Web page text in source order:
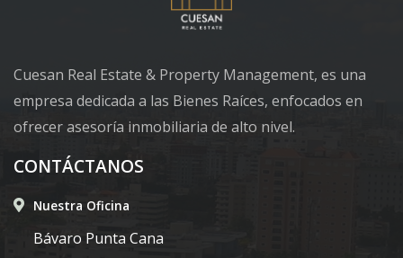
Cuesan Real Estate & Property Management, es una
empresa dedicada a las Bienes Raíces, enfocados en
ofrecer asesoría inmobiliaria de alto nivel.
CONTÁCTANOS
Nuestra Oficina
Bávaro Punta Cana